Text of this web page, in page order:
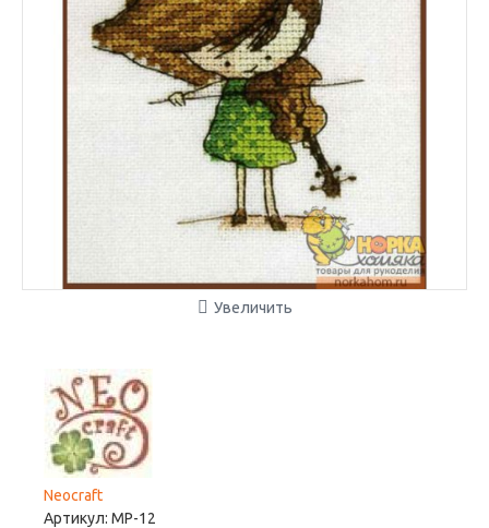
Увеличить
Neocraft
Артикул: МР-12